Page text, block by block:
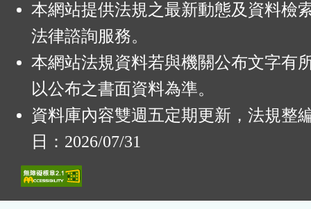
本網站提供法規之最新動態及資料檢
法律諮詢服務。
本網站法規資料若與機關公布文字有
以公布之書面資料為準。
資料庫內容雙週五定期更新，法規整
日：2026/07/31